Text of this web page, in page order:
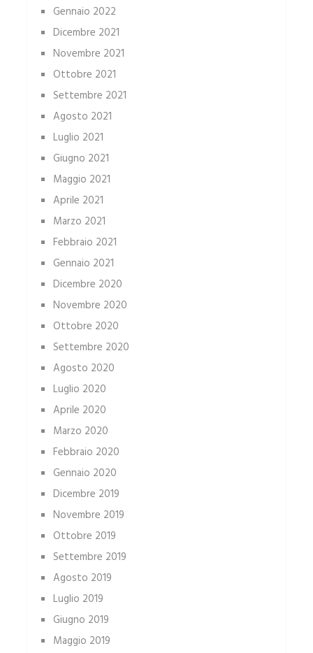
Gennaio 2022
Dicembre 2021
Novembre 2021
Ottobre 2021
Settembre 2021
Agosto 2021
Luglio 2021
Giugno 2021
Maggio 2021
Aprile 2021
Marzo 2021
Febbraio 2021
Gennaio 2021
Dicembre 2020
Novembre 2020
Ottobre 2020
Settembre 2020
Agosto 2020
Luglio 2020
Aprile 2020
Marzo 2020
Febbraio 2020
Gennaio 2020
Dicembre 2019
Novembre 2019
Ottobre 2019
Settembre 2019
Agosto 2019
Luglio 2019
Giugno 2019
Maggio 2019